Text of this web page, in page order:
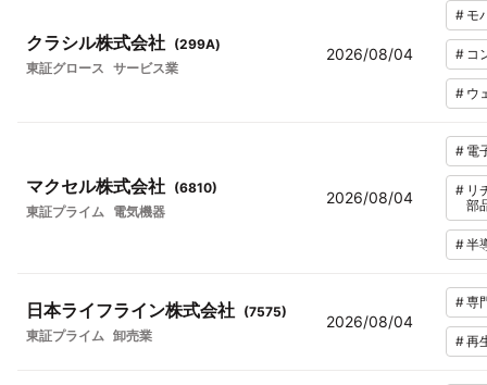
クラシル株式会社 (299A)
東証グロース サービス業
2026/08/04
# モ
# コ
# ウ
マクセル株式会社 (6810)
東証プライム 電気機器
2026/08/04
# 電
# リ
部
#半
日本ライフライン株式会社 (7575)
東証プライム 卸売業
2026/08/04
#専
#再